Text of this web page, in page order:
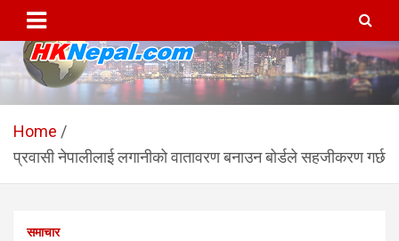
content
HKNepal.com – हङकङबाट
सञ्चालित पहिलो नेपाली अनलाईन
पत्रिका
hknepal, hknepal.com, hk nepal, hk nepal com
Home
प्रवासी नेपालीलाई लगानीको वातावरण बनाउन बोर्डले सहजीकरण गर्छ
समाचार